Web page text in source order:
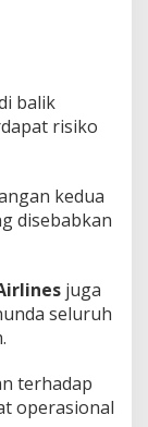
balik
risiko
kedua
disebabkan
juga
seluruh
terhadap
operasional